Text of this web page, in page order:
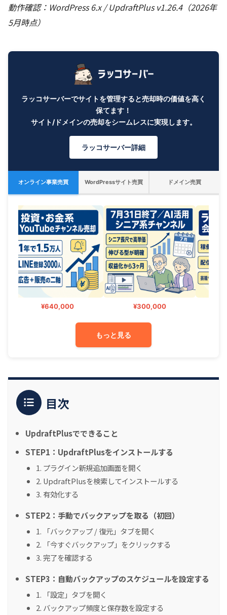
動作確認：WordPress 6.x / UpdraftPlus v1.26.4（2026年
5月時点）
ラッコサーバーでサイトを管理すると売却時の価値を高く
保てます！
サイト/ドメインの売却をシームレスに実現します。
ラッコサーバー詳細
オンライン事業売買 WordPressサイト売買 ドメイン売買
¥640,000 ¥300,000
もっと見る
目次
UpdraftPlusでできること
STEP1：UpdraftPlusをインストールする
1. プラグイン新規追加画面を開く
2. UpdraftPlusを検索してインストールする
3. 有効化する
STEP2：手動でバックアップを取る（初回）
1. 「バックアップ / 復元」タブを開く
2. 「今すぐバックアップ」をクリックする
3. 完了を確認する
STEP3：自動バックアップのスケジュールを設定する
1. 「設定」タブを開く
2. バックアップ頻度と保存数を設定する